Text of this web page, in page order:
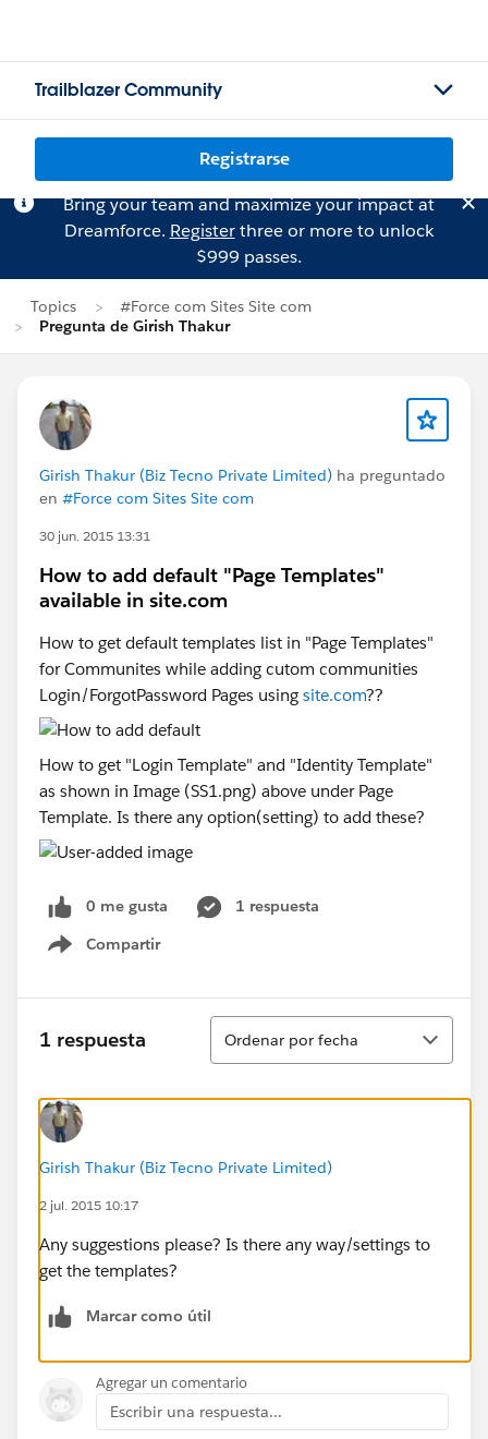
Trailblazer Community
Registrarse
Bring your team and maximize your impact at
Dreamforce. Registerthree or more to unlock
$999 passes.
Topics
#Force com Sites Site com
Pregunta de Girish Thakur
Girish Thakur (Biz Tecno Private Limited) ha preguntado
en #Force com Sites Site com
30 jun. 2015 13:31
How to add default "Page Templates"
available in site.com
How to get default templates list in "Page Templates"
for Communites while adding cutom communities
Login/ForgotPassword Pages using site.com??
How to get "Login Template" and "Identity Template"
as shown in Image (SS1.png) above under Page
Template. Is there any option(setting) to add these?
0 me gusta
1 respuesta
Compartir
Show menu
1 respuesta
Ordenar
Ordenar por fecha
Girish Thakur (Biz Tecno Private Limited)
2 jul. 2015 10:17
Any suggestions please? Is there any way/settings to
get the templates?
Marcar como útil
Agregar un comentario
Escribir una respuesta...